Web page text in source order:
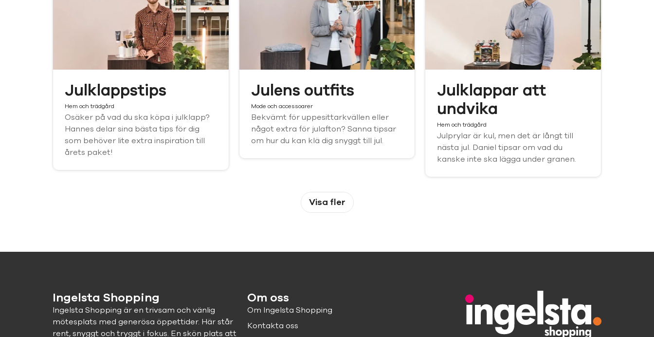
Julklappstips
Hem och trädgård
Osäker på vad du ska köpa i julklapp?
Hannes delar sina bästa tips för dig
som behöver lite extra inspiration till
årets paket!
Julens outfits
Mode och accessoarer
Bekvämt för uppesittarkvällen eller
något extra för julafton? Sanna tipsar
om hur du kan klä dig snyggt till jul.
Julklappar att
undvika
Hem och trädgård
Julprylar är kul, men det är långt till
nästa jul. Daniel tipsar om vad du
kanske inte ska lägga under granen.
Visa fler
Ingelsta Shopping
Ingelsta Shopping är en trivsam och vänlig
mötesplats med generösa öppettider. Här står
rent, snyggt och tryggt i fokus. En skön plats att
Om oss
Om Ingelsta Shopping
Kontakta oss